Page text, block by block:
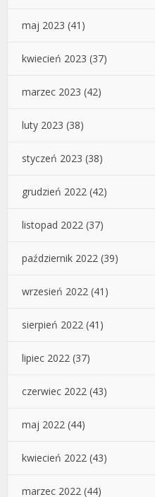
maj 2023 (41)
kwiecień 2023 (37)
marzec 2023 (42)
luty 2023 (38)
styczeń 2023 (38)
grudzień 2022 (42)
listopad 2022 (37)
październik 2022 (39)
wrzesień 2022 (41)
sierpień 2022 (41)
lipiec 2022 (37)
czerwiec 2022 (43)
maj 2022 (44)
kwiecień 2022 (43)
marzec 2022 (44)